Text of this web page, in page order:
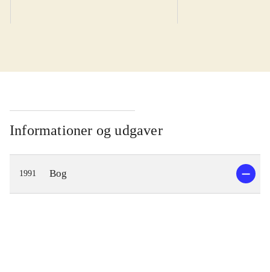
Informationer og udgaver
1991 Bog